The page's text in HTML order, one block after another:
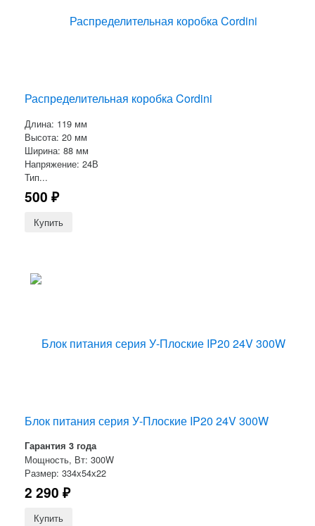
Распределительная коробка Cordini
Длина: 119 мм
Высота: 20 мм
Ширина: 88 мм
Напряжение: 24В
Тип...
500 ₽
Блок питания серия У-Плоские IP20 24V 300W
Гарантия 3 года
Мощность, Вт: 300W
Размер: 334х54х22
2 290 ₽